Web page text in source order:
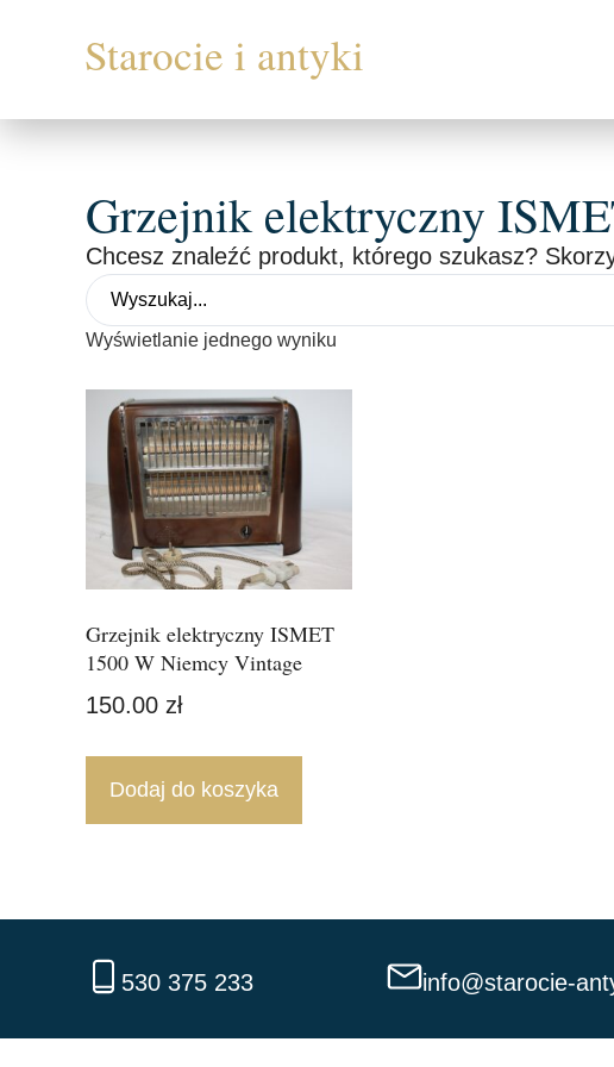
Grzejnik elektryczny
Chcesz znaleźć produkt, którego szukasz?
Wyświetlanie jednego wyniku
Grzejnik elektryczny ISMET
1500 W Niemcy Vintage
150.00 zł
Dodaj do koszyka
530 375 233 info@starocie-